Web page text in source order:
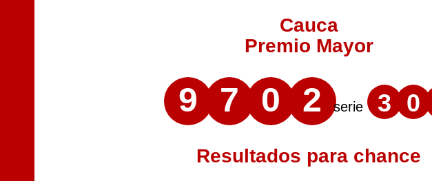
Cauca
Premio Mayor
9 7 0 2 serie 3 0
Resultados para chance